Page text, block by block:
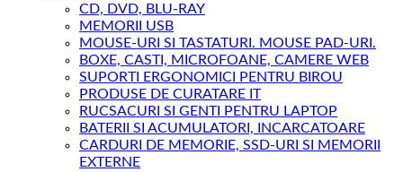
CD, DVD, BLU-RAY
MEMORII USB
MOUSE-URI SI TASTATURI. MOUSE PAD-URI.
BOXE, CASTI, MICROFOANE, CAMERE WEB
SUPORTI ERGONOMICI PENTRU BIROU
PRODUSE DE CURATARE IT
RUCSACURI SI GENTI PENTRU LAPTOP
BATERII SI ACUMULATORI, INCARCATOARE
CARDURI DE MEMORIE, SSD-URI SI MEMORII
EXTERNE